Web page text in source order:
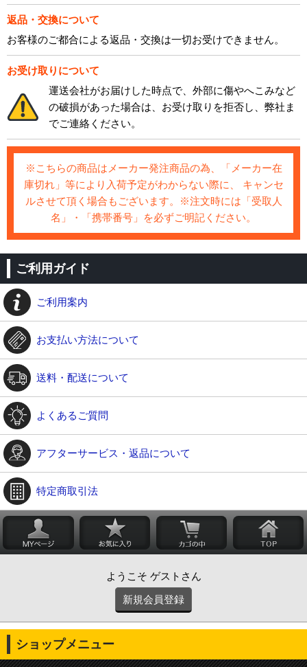
返品・交換について
お客様のご都合による返品・交換は一切お受けできません。
お受け取りについて
運送会社がお届けした時点で、外部に傷やへこみなど
の破損があった場合は、お受け取りを拒否し、弊社ま
でご連絡ください。
※こちらの商品はメーカー発注商品の為、「メーカー在
庫切れ」等により入荷予定がわからない際に、 キャンセ
ルさせて頂く場合もございます。※注文時には「受取人
名」・「携帯番号」を必ずご明記ください。
ご利用ガイド
ご利用案内
お支払い方法について
送料・配送について
よくあるご質問
アフターサービス・返品について
特定商取引法
ようこそ ゲストさん
新規会員登録
ショップメニュー